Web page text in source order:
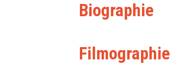
Biographie
Filmographie